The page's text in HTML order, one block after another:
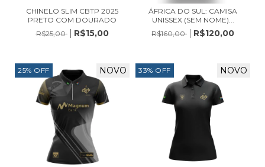
CHINELO SLIM CBTP 2025
PRETO COM DOURADO
R$25,00
R$15,00
ÁFRICA DO SUL: CAMISA
UNISSEX (SEM NOME)...
R$160,00
R$120,00
25% OFF NOVO 33% OFF NOVO